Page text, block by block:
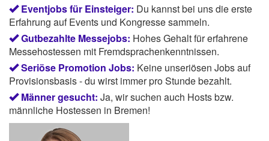
Eventjobs für Einsteiger: Du kannst bei uns die erste
Erfahrung auf Events und Kongresse sammeln.
Gutbezahlte Messejobs: Hohes Gehalt für erfahrene
Messehostessen mit Fremdsprachenkenntnissen.
Seriöse Promotion Jobs: Keine unseriösen Jobs auf
Provisionsbasis - du wirst immer pro Stunde bezahlt.
Männer gesucht: Ja, wir suchen auch Hosts bzw.
männliche Hostessen in Bremen!